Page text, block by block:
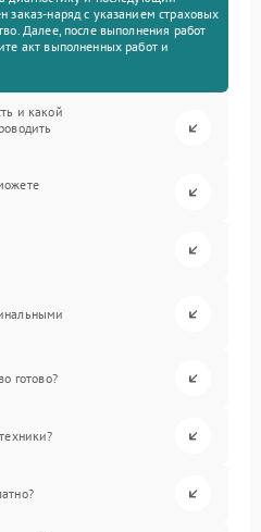
заказ-наряд с указанием страховых
Далее, после выполнения работ
акт выполненных работ и
и какой
готово?